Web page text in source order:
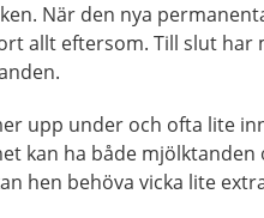
När den nya
allt eftersom. Till slut har
upp under och ofta lite
kan ha både
hen behöva vicka lite